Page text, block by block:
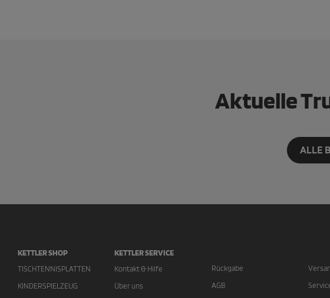
Aktuelle
ALLE
KETTLER SHOP
TISCHTENNISPLATTEN
KINDERSPIELZEUG
KETTLER SERVICE
Kontakt & Hilfe
Über uns
Rückgabe
AGB